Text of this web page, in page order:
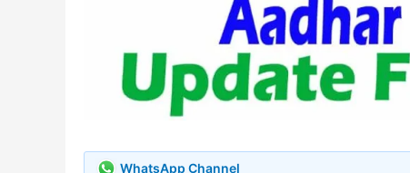
WhatsApp Channel